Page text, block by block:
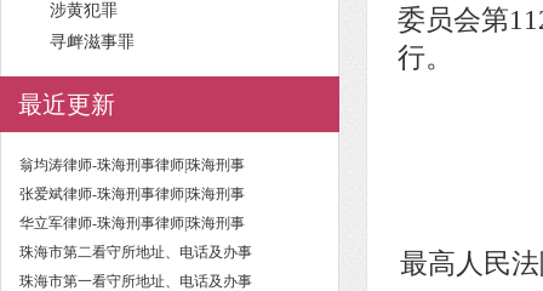
涉黄犯罪
寻衅滋事罪
最近更新
翁均涛律师-珠海刑事律师|珠海刑事
张爱斌律师-珠海刑事律师|珠海刑事
华立军律师-珠海刑事律师|珠海刑事
珠海市第二看守所地址、电话及办事
珠海市第一看守所地址、电话及办事
委员会第
行。
最高人民